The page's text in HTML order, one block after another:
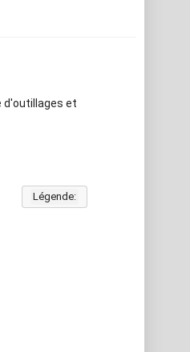
d'outillages et
Légende: